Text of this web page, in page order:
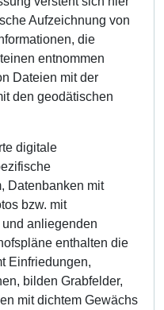
Aufzeichnung von
die
entnommen
Dateien mit der
den geodätischen
digitale
Datenbanken mit
bzw. mit
anliegenden
enthalten die
Einfriedungen,
bilden Grabfelder,
mit dichtem Gewächs